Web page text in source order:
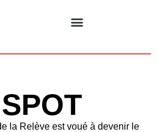
la Relève est voué à devenir le